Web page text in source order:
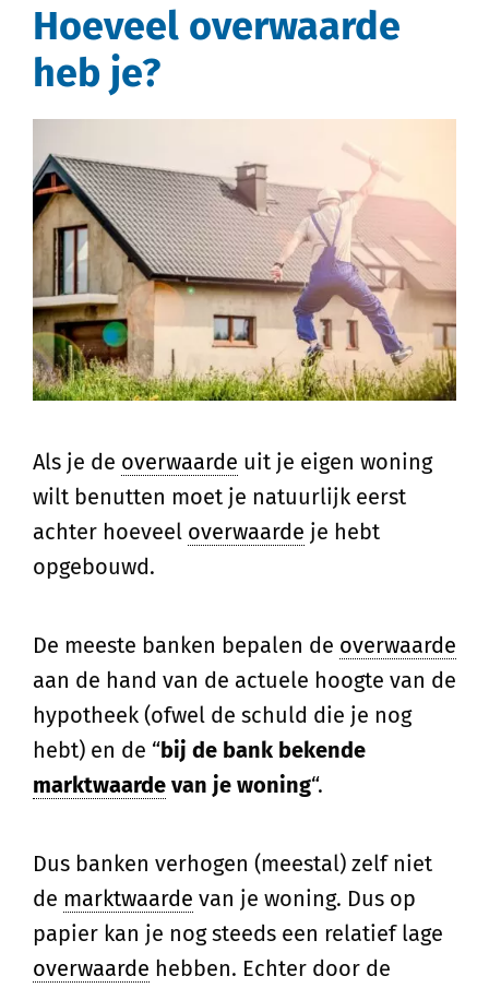
Hoeveel overwaarde
heb je?
Als je de overwaarde uit je eigen woning
wilt benutten moet je natuurlijk eerst
achter hoeveel overwaarde je hebt
opgebouwd.
De meeste banken bepalen de overwaarde
aan de hand van de actuele hoogte van de
hypotheek (ofwel de schuld die je nog
hebt) en de “bij de bank bekende
marktwaarde van je woning“.
Dus banken verhogen (meestal) zelf niet
de marktwaarde van je woning. Dus op
papier kan je nog steeds een relatief lage
overwaarde hebben. Echter door de